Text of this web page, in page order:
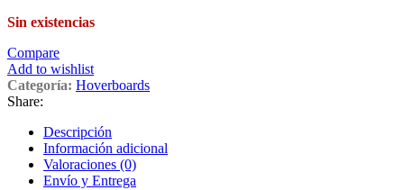
Sin existencias
Compare
Add to wishlist
Categoría: Hoverboards
Share:
Descripción
Información adicional
Valoraciones (0)
Envío y Entrega